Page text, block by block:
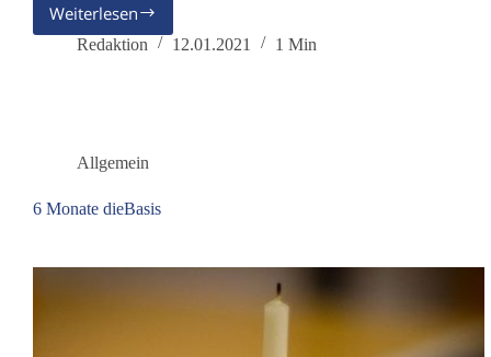
Weiterlesen
dieBasis
BW
mit
David
Claudio
Siber
Redaktion 12.01.2021 1 Min
Allgemein
6 Monate dieBasis